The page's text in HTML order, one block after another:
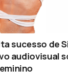
sucesso de
audiovisual